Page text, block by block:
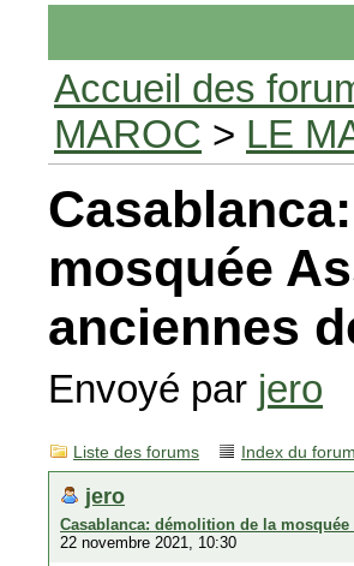
Accueil des
MAROC > LE
mosquée
anciennes
Envoyé par jero
Liste des forums Index du forum
jero
Casablanca: démolition de la
22 novembre 2021, 10:30